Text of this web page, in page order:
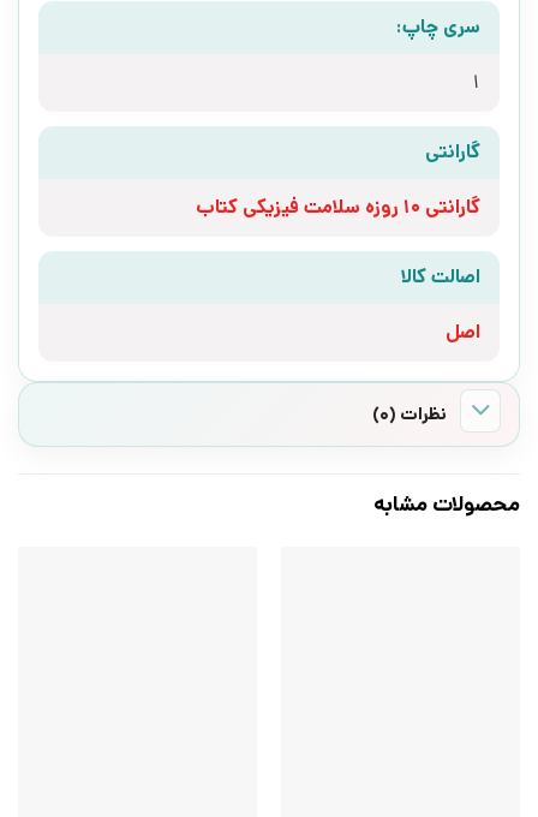
سری چاپ:
1
گارانتی
گارانتی 10 روزه سلامت فیزیکی کتاب
اصالت کالا
اصل
نظرات (0)
محصولات مشابه